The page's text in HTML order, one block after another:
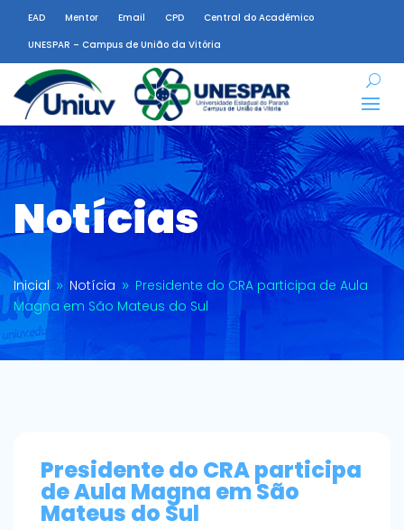
EAD Mentor Email CPD
Central do Acadêmico
UNESPAR – Campus de União da Vitória
Notícias
Inicial 9 Notícia 9 Presidente do CRA participa de Aula
Magna em São Mateus do Sul
Presidente do CRA participa
de Aula Magna em São
Mateus do Sul